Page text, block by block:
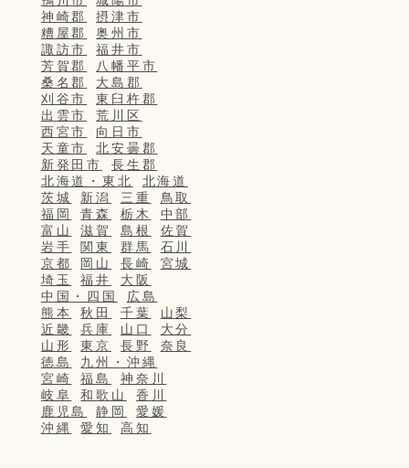
神崎郡
摂津市
糟屋郡
奥州市
諏訪市
福井市
芳賀郡
八幡平市
桑名郡
大島郡
刈谷市
東臼杵郡
出雲市
荒川区
西宮市
向日市
天童市
北安曇郡
新発田市
長生郡
北海道・東北
北海道
茨城
新潟 三重
鳥取
福岡
青森 栃木
中部
富山
滋賀 島根
佐賀
岩手
関東 群馬
石川
京都
岡山 長崎
宮城
埼玉
福井
大阪
中国・四国
広島
熊本
秋田 千葉
山梨
近畿
兵庫 山口
大分
山形
東京 長野
奈良
徳島
九州・沖縄
宮崎
福島
神奈川
岐阜
和歌山
香川
鹿児島
静岡
愛媛
沖縄
愛知 高知